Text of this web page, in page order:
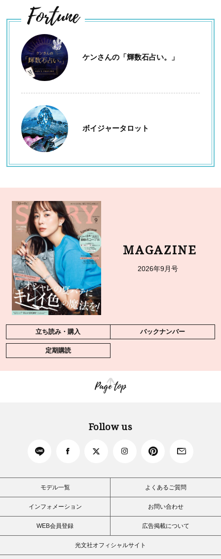
Fortune
ケンさんの「輝数石占い。」
ボイジャータロット
MAGAZINE
2026年9月号
立ち読み・購入 バックナンバー
定期購読
Page top
Follow us
モデル一覧 よくあるご質問
インフォメーション お問い合わせ
WEB会員登録 広告掲載について
光文社オフィシャルサイト